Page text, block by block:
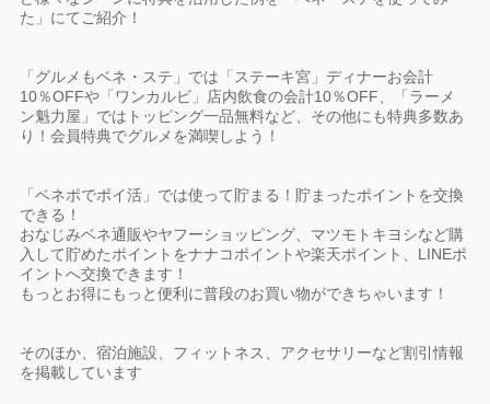
た」にてご紹介！
「グルメもベネ・ステ」では「ステーキ宮」ディナーお会計
10％OFFや「ワンカルビ」店内飲食の会計10％OFF、「ラーメ
ン魁力屋」ではトッピング一品無料など、その他にも特典多数あ
り！会員特典でグルメを満喫しよう！
「ベネポでポイ活」では使って貯まる！貯まったポイントを交換
できる！
おなじみベネ通販やヤフーショッピング、マツモトキヨシなど購
入して貯めたポイントをナナコポイントや楽天ポイント、LINEポ
イントへ交換できます！
もっとお得にもっと便利に普段のお買い物ができちゃいます！
そのほか、宿泊施設、フィットネス、アクセサリーなど割引情報
を掲載しています